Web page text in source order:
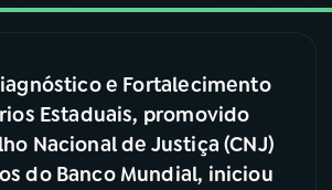
e Fortalecimento
Estaduais, promovido
Nacional de Justiça (CNJ)
do Banco Mundial, iniciou